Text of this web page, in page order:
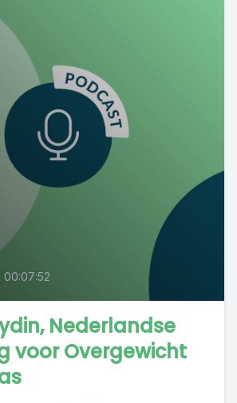
00:07:52
Nederlandse
voor Overgewicht